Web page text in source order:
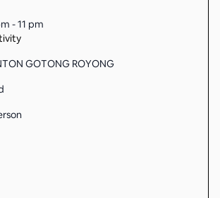
- 11 pm
GOTONG ROYONG